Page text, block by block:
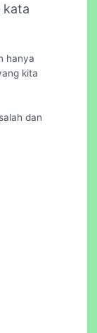
kata
hanya
kita
dan